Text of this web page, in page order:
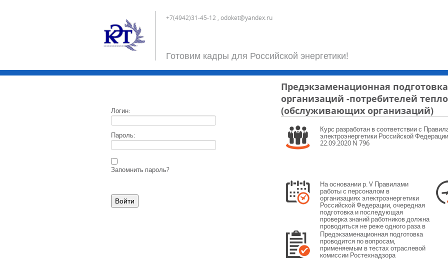
+7(4942)31-45-12 , odoket@yandex.ru
Готовим кадры для Российской энергетики!
Логин:
Пароль:
Запомнить пароль?
Предэкзаменационная
организаций -потребителей
(обслуживающих организаций)
Курс разработан в соответствии с
электроэнергетики Российской
22.09.2020 N 796
На основании р. V Правилами
работы с персоналом в
организациях электроэнергетики
Российской Федерации, очередная
подготовка и последующая
проверка знаний работников должна
проводиться не реже одного раза в
12 месяцев или не реже одного раза
в 3 года в зависимости от категории
персонала.
Предэкзаменационная подготовка
проводится по вопросам,
применяемым в тестах отраслевой
комиссии Ростехнадзора